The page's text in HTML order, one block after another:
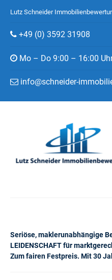
Lutz Schneider
+49 (0) 3592 31908
Mo – Do 9:00 – 16:00
info@schneider-
Seriöse, maklerunabhängige
LEIDENSCHAFT für
Zum fairen Festpreis. Mit 30